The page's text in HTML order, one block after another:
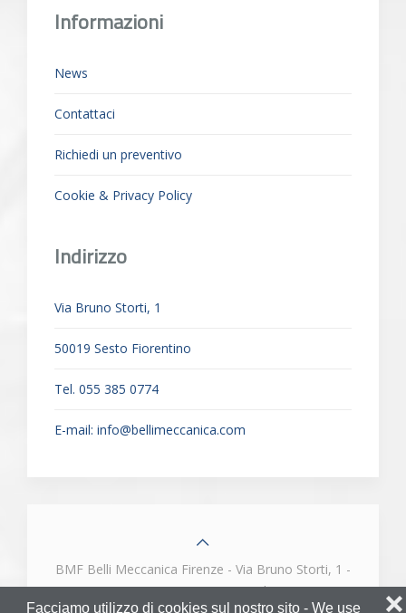
Facciamo utilizzo di cookies sul nostro sito - We use ❌
Informazioni
News
Contattaci
Richiedi un preventivo
Cookie & Privacy Policy
Indirizzo
Via Bruno Storti, 1
50019 Sesto Fiorentino
Tel. 055 385 0774
E-mail: info@bellimeccanica.com
BMF Belli Meccanica Firenze - Via Bruno Storti, 1 -
50019 - Sesto Fiorentino (FI) Tel. e Fax 055